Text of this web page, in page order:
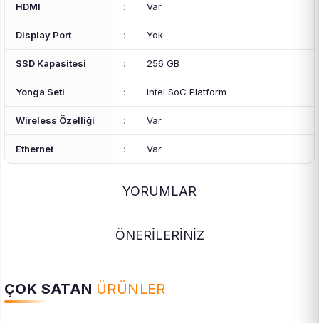
HDMI : Var
Display Port : Yok
SSD Kapasitesi : 256 GB
Yonga Seti : Intel SoC Platform
Wireless Özelliği : Var
Ethernet : Var
YORUMLAR
ÖNERİLERİNİZ
ÇOK SATAN ÜRÜNLER